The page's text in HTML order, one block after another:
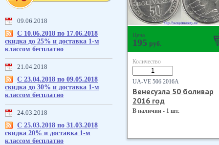
09.06.2018
С 10.06.2018 по 17.06.2018
скидка до 25% и доставка 1-м
классом бесплатно
21.04.2018
С 23.04.2018 по 09.05.2018
скидка до 30% и доставка 1-м
классом бесплатно
24.03.2018
С 25.03.2018 по 31.03.2018
скидка 20% и доставка 1-м
классом бесплатно
Цена
195 руб.
Количество
UA-VE 50б 2016А
Венесуэла 50 боливар
2016 год
В наличии - 1 шт.